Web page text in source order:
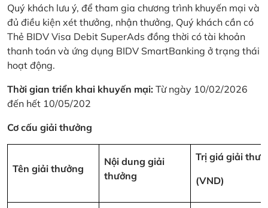
Quý khách lưu ý, để tham gia chương trình khuyến mại và
đủ điều kiện xét thưởng, nhận thưởng, Quý khách cần có
Thẻ BIDV Visa Debit SuperAds đồng thời có tài khoản
thanh toán và ứng dụng BIDV SmartBanking ở trạng thái
hoạt động.
Thời gian triển khai khuyến mại: Từ ngày 10/02/2026
đến hết 10/05/202
Cơ cấu giải thưởng
Tên giải thưởng
Nội dung giải
thưởng
Trị giá giải
(VND)